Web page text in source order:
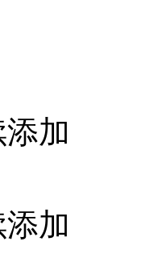
加
加